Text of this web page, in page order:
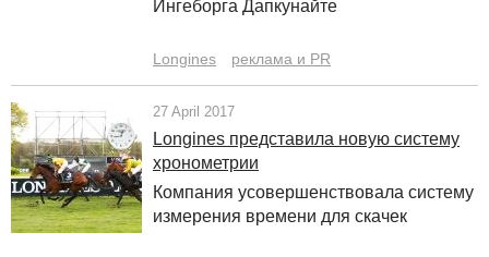
Ингеборга Дапкунайте
Longines реклама и PR
27 April 2017
Longines представила новую систему
хронометрии
Компания усовершенствовала систему
измерения времени для скачек